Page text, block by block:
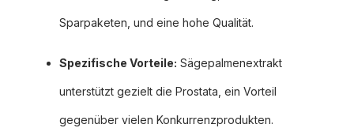
Sparpaketen, und eine hohe Qualität.
Spezifische Vorteile: Sägepalmenextrakt
unterstützt gezielt die Prostata, ein Vorteil
gegenüber vielen Konkurrenzprodukten.